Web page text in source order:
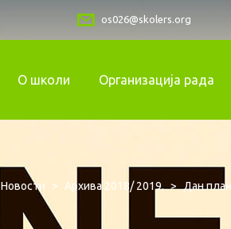
os026@skolers.org
О школи Организација рада
Новости > Архива 2018/ 2019. > Дан